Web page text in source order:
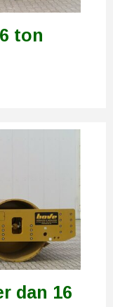
ton
dan 16